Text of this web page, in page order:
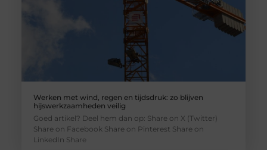
Werken met wind, regen en tijdsdruk: zo blijven
hijswerkzaamheden veilig
Goed artikel? Deel hem dan op: Share on X (Twitter)
Share on Facebook Share on Pinterest Share on
LinkedIn Share